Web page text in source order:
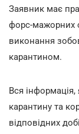
Заявник має
форс-мажорних
виконання
карантином.
Вся
карантину та
відповідних